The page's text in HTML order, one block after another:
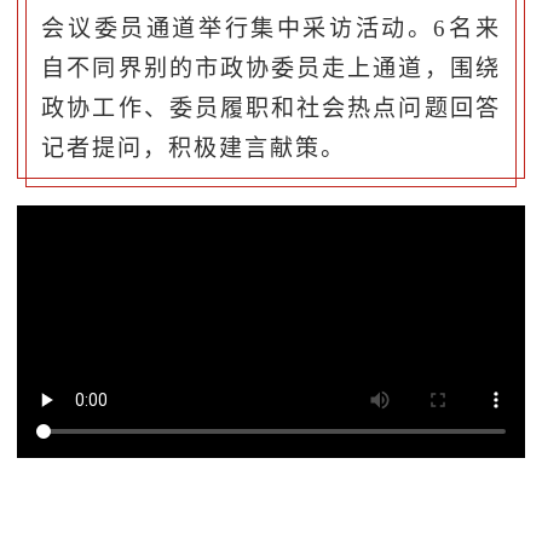
会议委员通道举行集中采访活动。6 名来
自不同界别的市政协委员走上通道，围绕
政协工作、委员履职和社会热点问题回答
记者提问，积极建言献策。